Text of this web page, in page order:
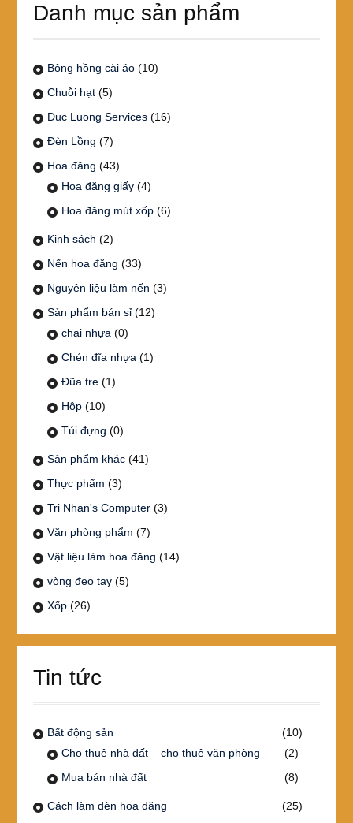
Danh mục sản phẩm
Bông hồng cài áo (10)
Chuỗi hạt (5)
Duc Luong Services (16)
Đèn Lồng (7)
Hoa đăng (43)
Hoa đăng giấy (4)
Hoa đăng mút xốp (6)
Kinh sách (2)
Nến hoa đăng (33)
Nguyên liệu làm nến (3)
Sản phẩm bán sỉ (12)
chai nhựa (0)
Chén đĩa nhựa (1)
Đũa tre (1)
Hộp (10)
Túi đựng (0)
Sản phẩm khác (41)
Thực phẩm (3)
Tri Nhan's Computer (3)
Văn phòng phẩm (7)
Vật liệu làm hoa đăng (14)
vòng đeo tay (5)
Xốp (26)
Tin tức
Bất động sản
(10)
Cho thuê nhà đất – cho thuê văn phòng
(2)
Mua bán nhà đất
(8)
Cách làm đèn hoa đăng (25)